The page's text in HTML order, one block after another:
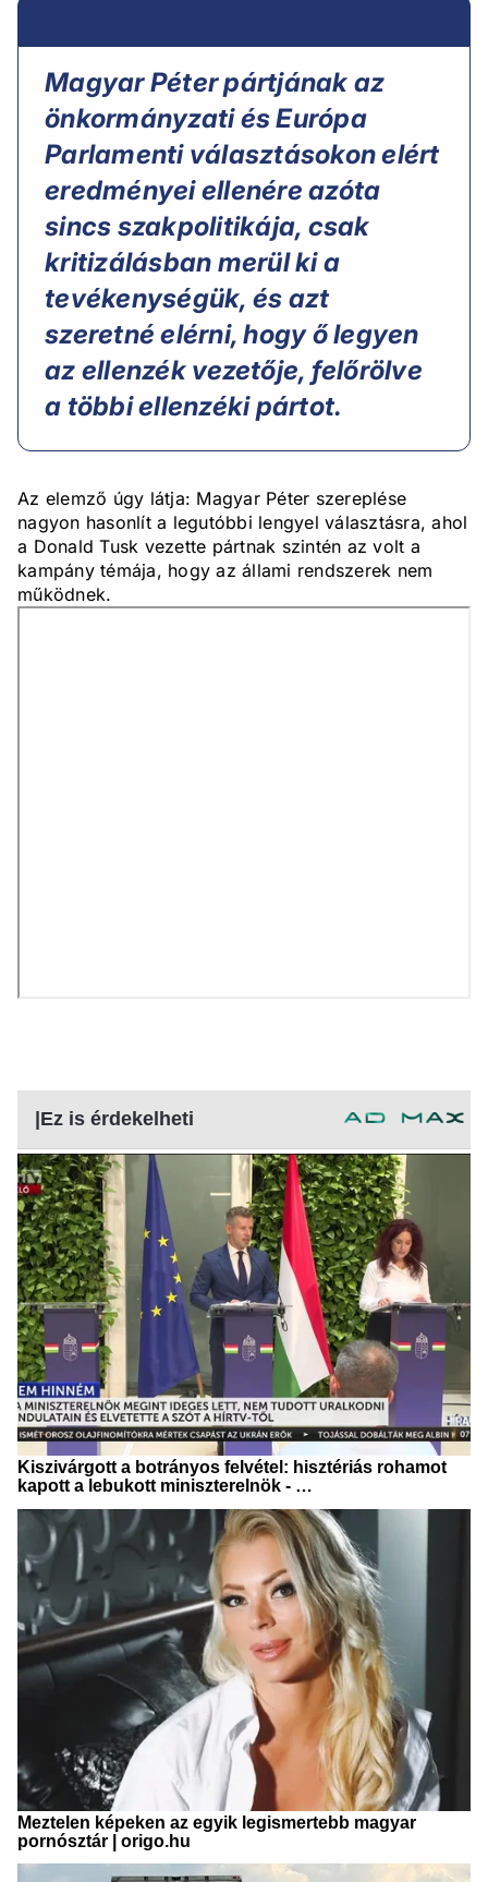
Magyar Péter pártjának az
önkormányzati és Európa
Parlamenti választásokon elért
eredményei ellenére azóta
sincs szakpolitikája, csak
kritizálásban merül ki a
tevékenységük, és azt
szeretné elérni, hogy ő legyen
az ellenzék vezetője, felőrölve
a többi ellenzéki pártot.
Az elemző úgy látja: Magyar Péter szereplése
nagyon hasonlít a legutóbbi lengyel választásra, ahol
a Donald Tusk vezette pártnak szintén az volt a
kampány témája, hogy az állami rendszerek nem
működnek.